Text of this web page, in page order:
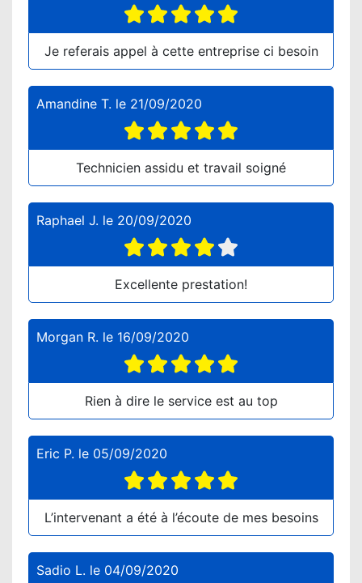
Je referais appel à cette entreprise ci besoin
Amandine T. le 21/09/2020
Technicien assidu et travail soigné
Raphael J. le 20/09/2020
Excellente prestation!
Morgan R. le 16/09/2020
Rien à dire le service est au top
Eric P. le 05/09/2020
L’intervenant a été à l’écoute de mes besoins
Sadio L. le 04/09/2020